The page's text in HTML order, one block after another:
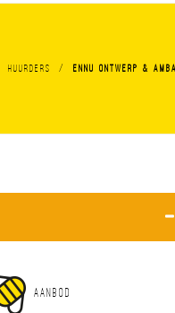
Huurders / ENNU ontwerp &
AANBOD